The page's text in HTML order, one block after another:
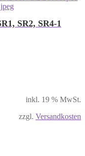
SR2, SR4-1
inkl. 19 % MwSt.
zzgl. Versandkosten